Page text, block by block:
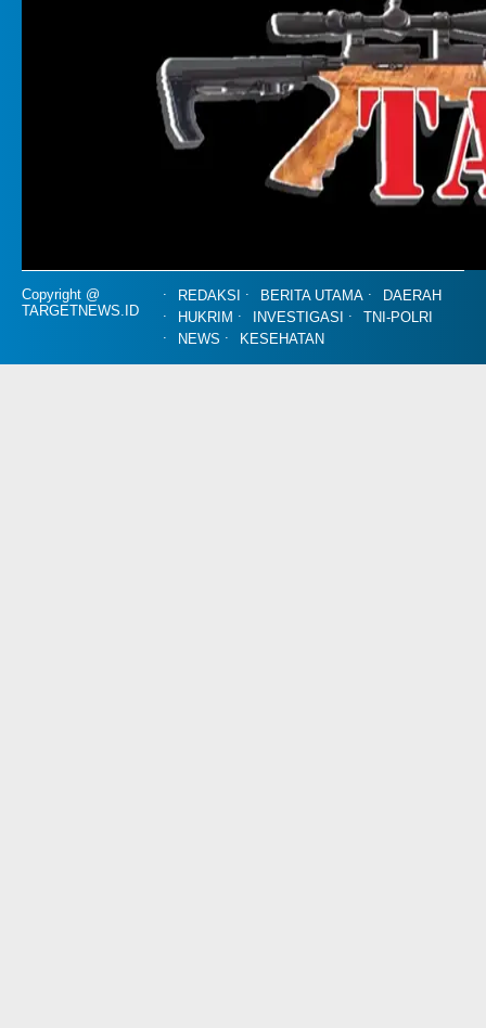
Copyright @
TARGETNEWS.ID
REDAKSI BERITA UTAMA
DAERAH
HUKRIM
INVESTIGASI
TNI-POLRI
NEWS
KESEHATAN